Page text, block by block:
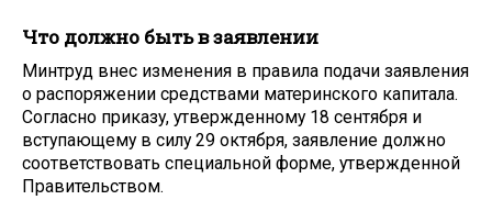
Что должно быть в заявлении
Минтруд внес изменения в правила подачи заявления
о распоряжении средствами материнского капитала.
Согласно приказу, утвержденному 18 сентября и
вступающему в силу 29 октября, заявление должно
соответствовать специальной форме, утвержденной
Правительством.